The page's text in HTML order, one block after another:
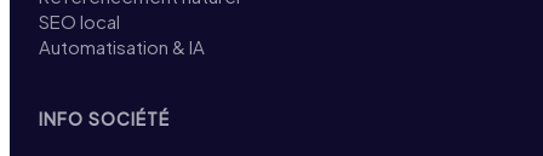
SEO local
Automatisation & IA
INFO SOCIÉTÉ